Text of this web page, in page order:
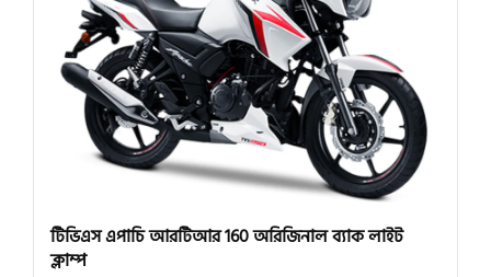
টিভিএস এপাচি আরটিআর 160 অরিজিনাল ব্যাক লাইট
ক্লাম্প